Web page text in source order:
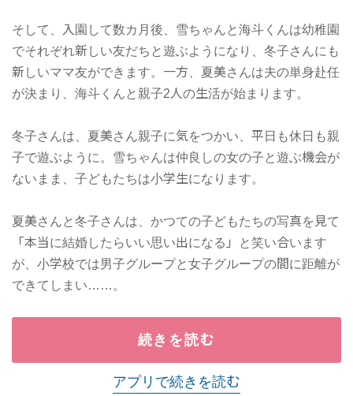
そして、入園して数カ月後、雪ちゃんと海斗くんは幼稚園
でそれぞれ新しい友だちと遊ぶようになり、冬子さんにも
新しいママ友ができます。一方、夏美さんは夫の単身赴任
が決まり、海斗くんと親子2人の生活が始まります。
冬子さんは、夏美さん親子に気をつかい、平日も休日も親
子で遊ぶように。雪ちゃんは仲良しの女の子と遊ぶ機会が
ないまま、子どもたちは小学生になります。
夏美さんと冬子さんは、かつての子どもたちの写真を見て
「本当に結婚したらいい思い出になる」と笑い合います
が、小学校では男子グループと女子グループの間に距離が
できてしまい……。
続きを読む
アプリで続きを読む